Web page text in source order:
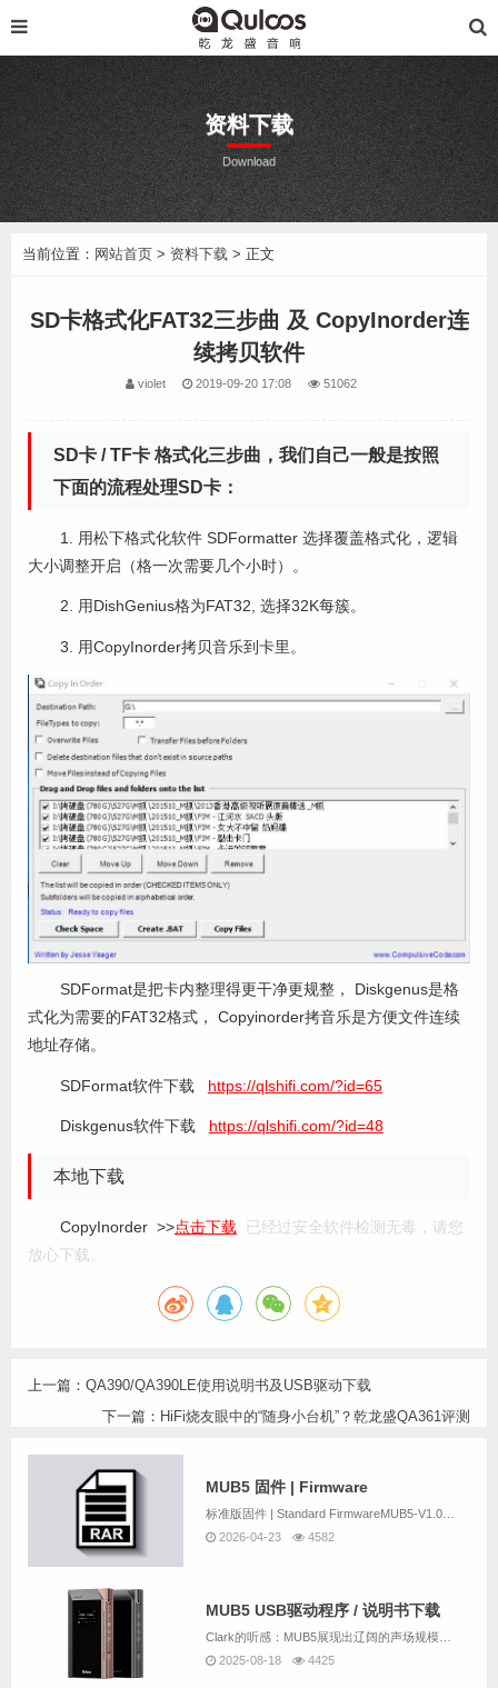
资料下载
Download
当前位置： 网站首页 > 资料下载 > 正文
SD卡格式化FAT32三步曲 及 CopyInorder连
续拷贝软件
violet 2019-09-20 17:08 51062
SD卡 / TF卡 格式化三步曲，我们自己一般是按照
下面的流程处理SD卡：
1. 用松下格式化软件 SDFormatter 选择覆盖格式化，逻辑
大小调整开启（格一次需要几个小时）。
2. 用DishGenius格为FAT32, 选择32K每簇。
3. 用CopyInorder拷贝音乐到卡里。
SDFormat是把卡内整理得更干净更规整， Diskgenus是格
式化为需要的FAT32格式， Copyinorder拷音乐是方便文件连续
地址存储。
SDFormat软件下载 https://qlshifi.com/?id=65
Diskgenus软件下载 https://qlshifi.com/?id=48
本地下载
CopyInorder >>点击下载
已经过安全软件检测无毒，请您
放心下载。
上一篇： QA390/QA390LE使用说明书及USB驱动下载
下一篇： HiFi烧友眼中的“随身小台机”？乾龙盛QA361评测
MUB5 固件 | Firmware
2026-04-23
4582
MUB5 USB驱动程序 / 说明书下载
2025-08-18
4425